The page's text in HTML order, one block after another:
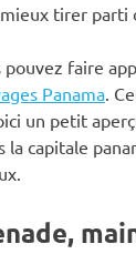
tirer parti
pouvez faire
Panama.
un petit
la capitale